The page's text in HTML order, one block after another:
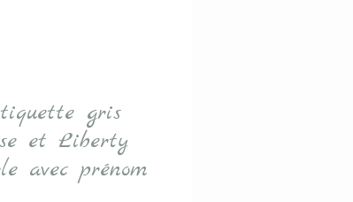
gris
et Liberty
avec prénom